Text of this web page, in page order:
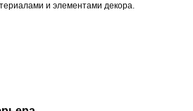
и элементами декора.